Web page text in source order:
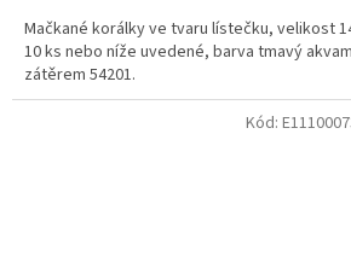
Mačkané korálky ve tvaru lístečku, velikost
10 ks nebo níže uvedené, barva tmavý
zátěrem 54201.
Kód: